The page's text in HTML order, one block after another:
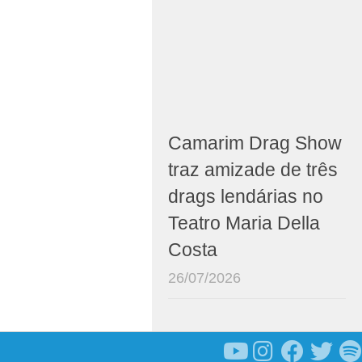
Camarim Drag Show
traz amizade de três
drags lendárias no
Teatro Maria Della
Costa
26/07/2026